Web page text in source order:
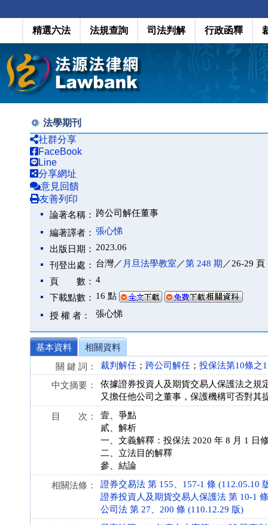
精選六法 法規查詢 司法判解 行政函釋
法學期刊
社群分享
FaceBook
Line
分享網址
意見回饋
友善列印
論著名稱： 跨公司解任董事
編著譯者： 張心悌
出版日期： 2023.06
刊登出處： 台灣／ 月旦法學教室 ／第 248 期 ／26-29 頁
頁 數： 4
下載點數： 16 點
授 權 者： 張心悌
基本資料
相關資料
關 鍵 詞：
裁判解任 ； 跨公司解任 ； 投保法第10條之1
中文摘要：
依據證券投資人及期貨交易人保護法之規
又擔任他公司之董事，保護機構可否對其
目 次：
壹、爭點
貳、解析
一、文義解釋：投保法 2020 年 8 月 1 日
二、立法目的解釋
參、結論
相關法條：
證券交易法 第 155、157-1 條 (112.05.10
證券投資人及期貨交易人保護法 第 10-1
公司法 第 27、200 條 (110.12.29 版)